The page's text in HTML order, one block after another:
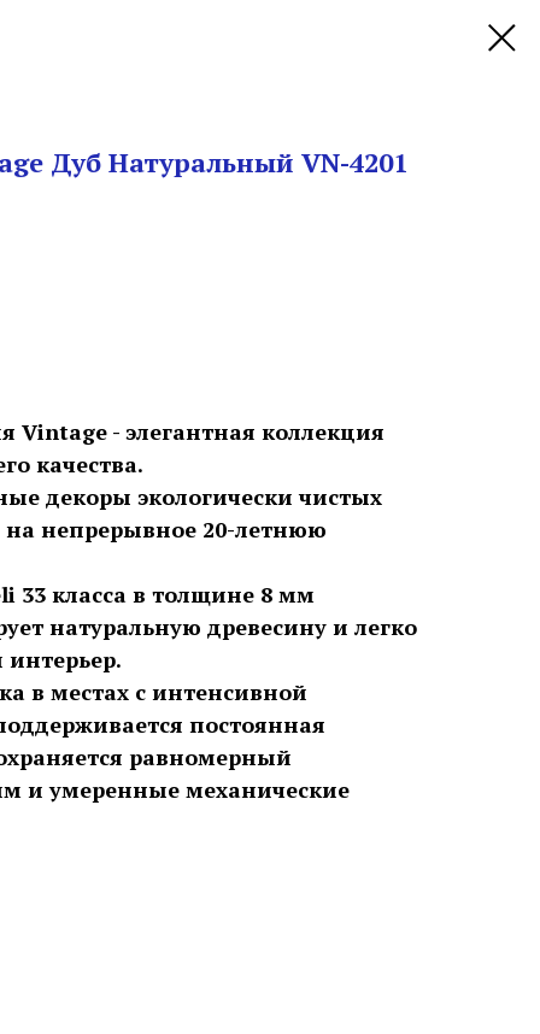
Дуб Натуральный VN-4201
Vintage - элегантная коллекция
качества.
декоры экологически чистых
на непрерывное 20-летнюю
33 класса в толщине 8 мм
натуральную древесину и легко
в местах с интенсивной
постоянная
равномерный
и умеренные механические